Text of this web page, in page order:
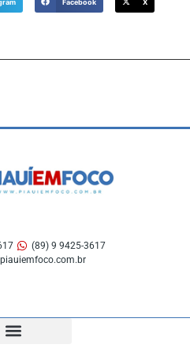
(89) 9 9425-3617